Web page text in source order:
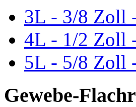
3L - 3/8 Zoll
4L - 1/2 Zoll
5L - 5/8 Zoll
Gewebe-